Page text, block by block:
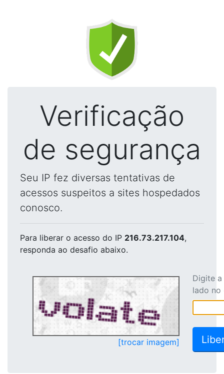
Verificação
de segurança
Seu IP fez diversas tentativas de
acessos suspeitos a sites hospedados
conosco.
Para liberar o acesso do IP 216.73.217.104,
responda ao desafio abaixo.
[trocar imagem]
Digite
lado no